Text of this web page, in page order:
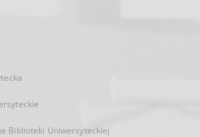
Biblioteki Uniwersyteckiej